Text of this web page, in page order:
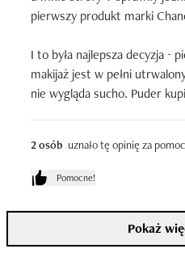
pierwszy produkt marki
I to była najlepsza decyzja -
makijaż jest w pełni
nie wygląda sucho. Puder
przyjemnością.
Za mniej niż 300 zł
używam pudru od ponad 6
dnia (latem było to
nie zużyłam nawet połowy
2 osób uznało tę opinię za
Pomocne!
Pokaż